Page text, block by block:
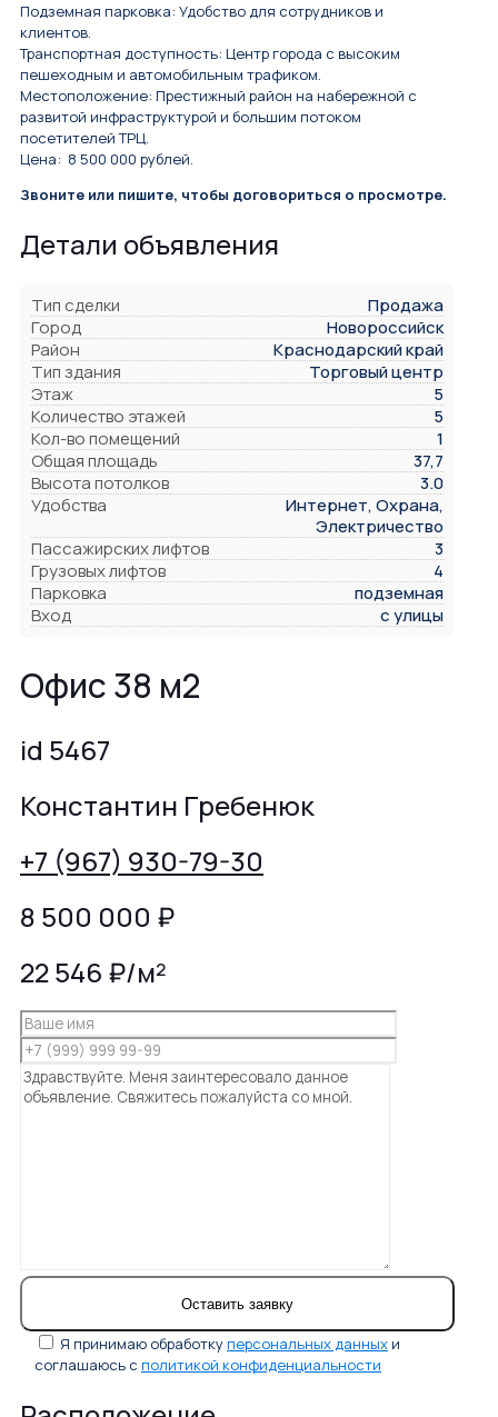
Подземная парковка: Удобство для сотрудников и
клиентов.
Транспортная доступность: Центр города с высоким
пешеходным и автомобильным трафиком.
Местоположение: Престижный район на набережной с
развитой инфраструктурой и большим потоком
посетителей ТРЦ.
Цена: 8 500 000 рублей.
Звоните или пишите, чтобы договориться о просмотре.
Детали объявления
Тип сделки
Продажа
Город
Новороссийск
Район
Краснодарский край
Тип здания
Торговый центр
Этаж
5
Количество этажей
5
Кол-во помещений
1
Общая площадь
37,7
Высота потолков
3.0
Удобства
Интернет, Охрана,
Электричество
Пассажирских лифтов
3
Грузовых лифтов
4
Парковка
подземная
Вход
с улицы
Офис 38 м2
id 5467
Константин Гребенюк
+7 (967) 930-79-30
8 500 000 ₽
22 546 ₽/м²
Я принимаю обработкуперсональных данных и
соглашаюсь с политикой конфиденциальности